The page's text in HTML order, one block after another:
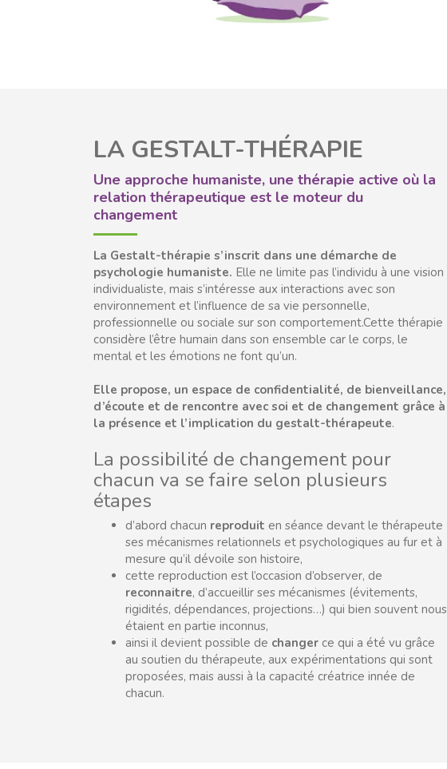
LA GESTALT-THÉRAPIE
Une approche humaniste, une thérapie active où la
relation thérapeutique est le moteur du
changement
La Gestalt-thérapie s’inscrit dans une démarche de
psychologie humaniste. Elle ne limite pas l’individu à une vision
individualiste, mais s’intéresse aux interactions avec son
environnement et l’influence de sa vie personnelle,
professionnelle ou sociale sur son comportement.Cette thérapie
considère l’être humain dans son ensemble car le corps, le
mental et les émotions ne font qu’un.
Elle propose, un espace de confidentialité, de bienveillance,
d’écoute et de rencontre avec soi et de changement grâce à
la présence et l’implication du gestalt-thérapeute.
La possibilité de changement pour
chacun va se faire selon plusieurs
étapes
d’abord chacun reproduit en séance devant le thérapeute
ses mécanismes relationnels et psychologiques au fur et à
mesure qu’il dévoile son histoire,
cette reproduction est l’occasion d’observer, de
reconnaitre, d’accueillir ses mécanismes (évitements,
rigidités, dépendances, projections…) qui bien souvent nous
étaient en partie inconnus,
ainsi il devient possible de changer ce qui a été vu grâce
au soutien du thérapeute, aux expérimentations qui sont
proposées, mais aussi à la capacité créatrice innée de
chacun.